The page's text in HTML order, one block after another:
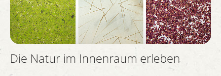
Die Natur im Innenraum erleben